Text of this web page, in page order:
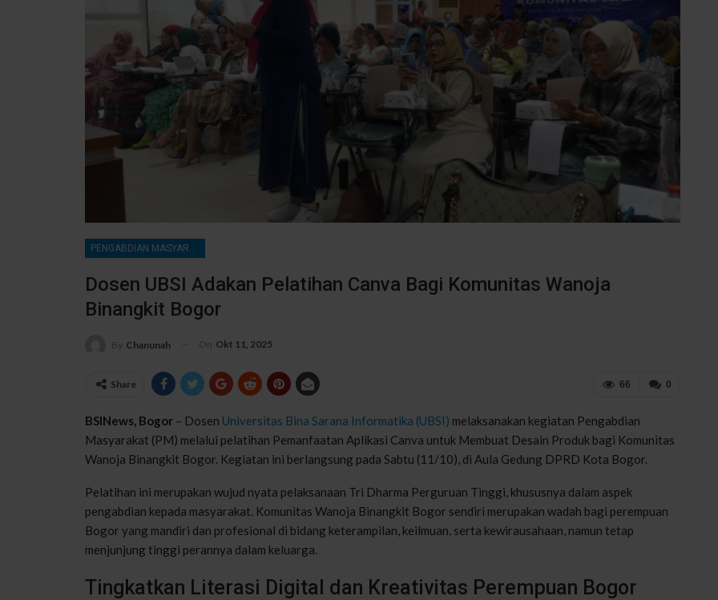
Dosen UBSI Adakan Pelatihan Canva Bagi Komunitas Wanoja
Binangkit Bogor
By Chanunah On Okt 11, 2025
0
66
Share
BSINews, Bogor – Dosen Universitas Bina Sarana Informatika (UBSI) melaksanakan kegiatan Pengabdian
Masyarakat (PM) melalui pelatihan Pemanfaatan Aplikasi Canva untuk Membuat Desain Produk bagi Komunitas
Wanoja Binangkit Bogor. Kegiatan ini berlangsung pada Sabtu (11/10), di Aula Gedung DPRD Kota Bogor.
Pelatihan ini merupakan wujud nyata pelaksanaan Tri Dharma Perguruan Tinggi, khususnya dalam aspek
pengabdian kepada masyarakat. Komunitas Wanoja Binangkit Bogor sendiri merupakan wadah bagi perempuan
Bogor yang mandiri dan profesional di bidang keterampilan, keilmuan, serta kewirausahaan, namun tetap
menjunjung tinggi perannya dalam keluarga.
Tingkatkan Literasi Digital dan Kreativitas Perempuan Bogor